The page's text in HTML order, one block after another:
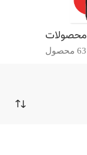
محصولات
63 محصول